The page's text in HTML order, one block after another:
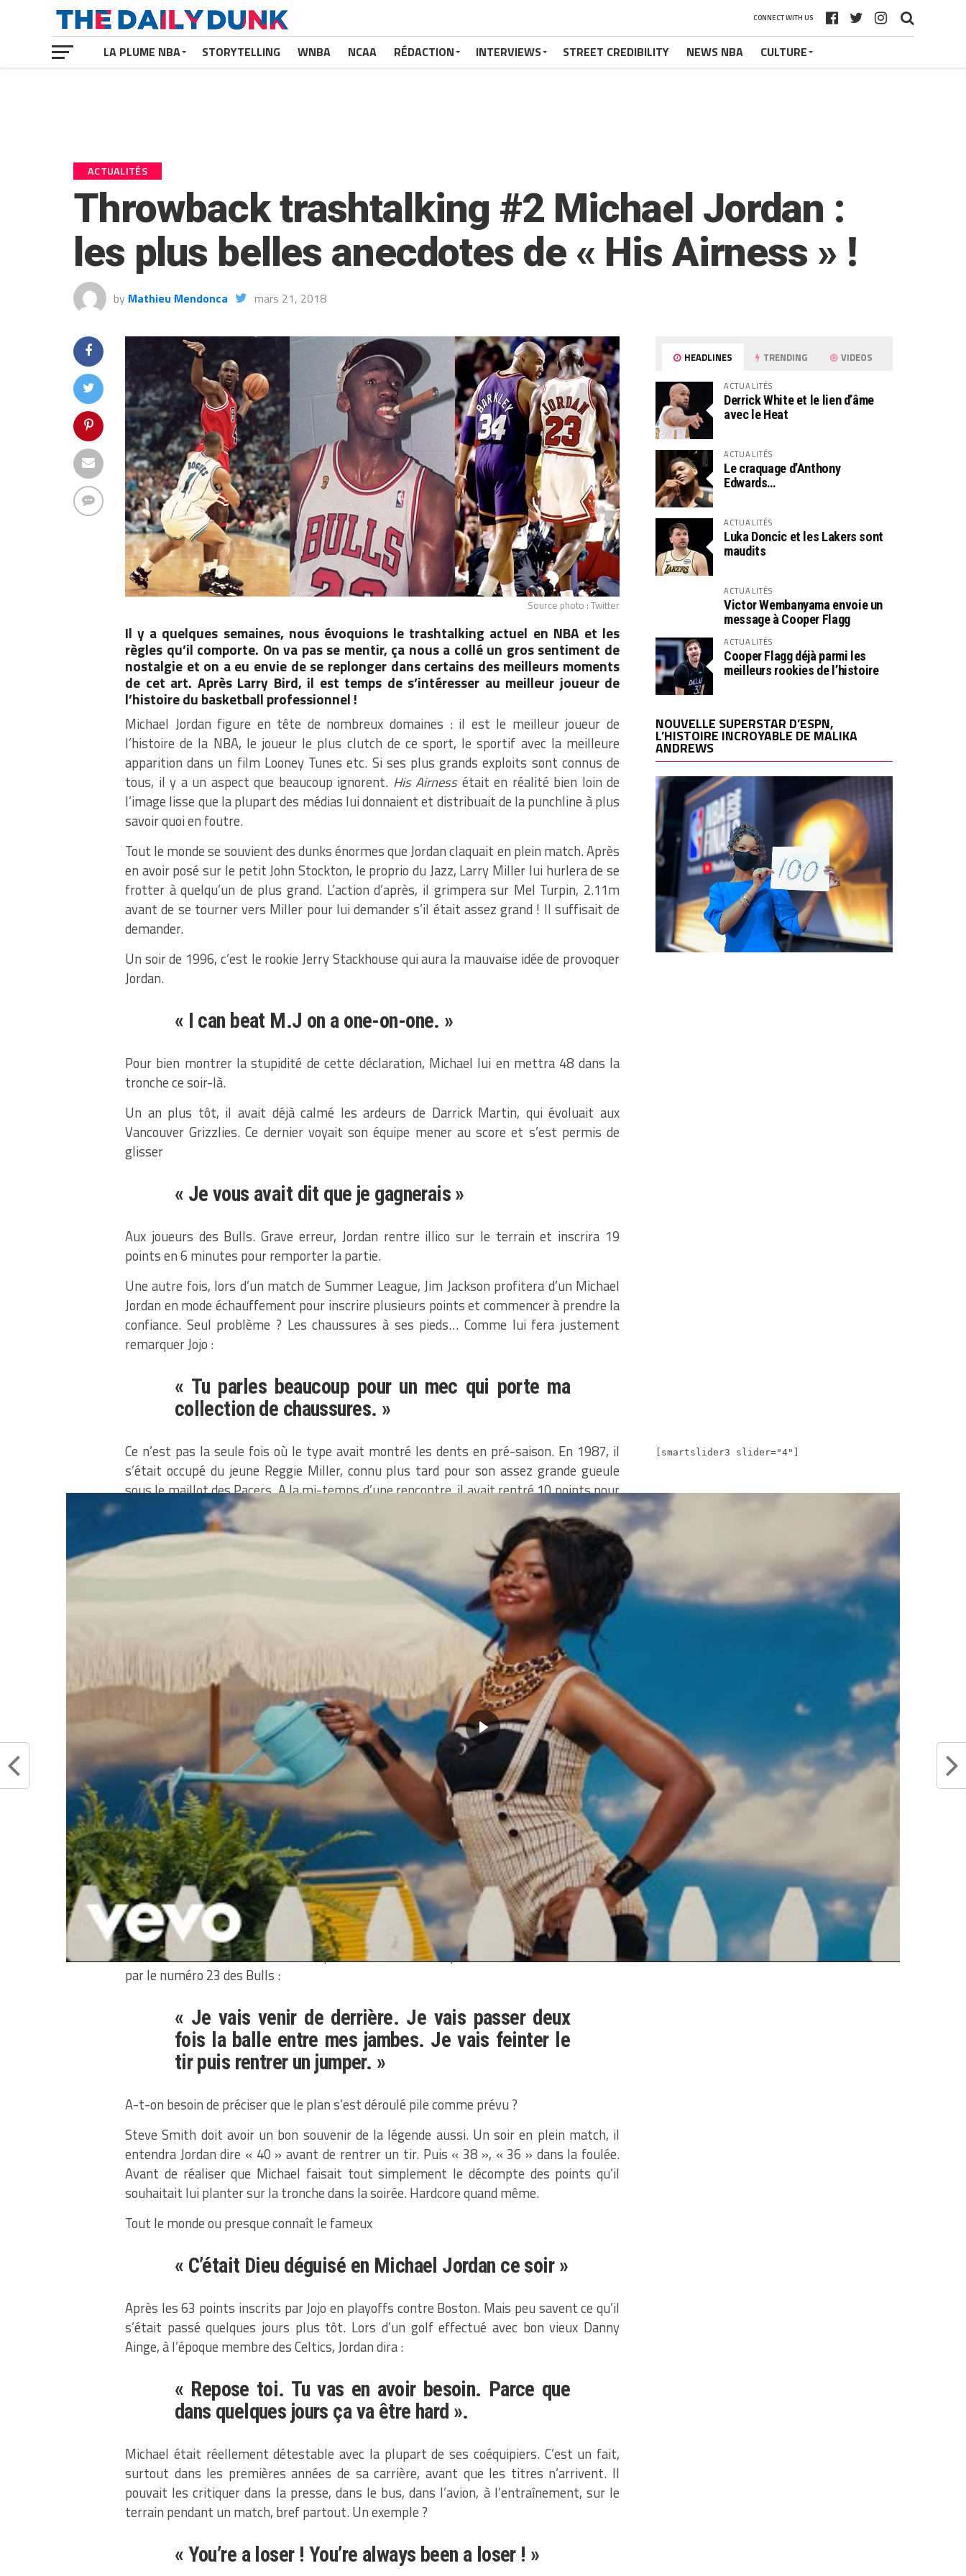
CONNECT WITH US
LA PLUME NBA STORYTELLING WNBA NCAA RÉDACTION INTERVIEWS STREET CREDIBILITY NEWS NBA CULTURE
ACTUALITÉS
Throwback trashtalking #2 Michael Jordan :
les plus belles anecdotes de « His Airness » !
by Mathieu Mendonca mars 21, 2018
Source photo : Twitter
Il y a quelques semaines, nous évoquions le trashtalking actuel en NBA et les
règles qu’il comporte. On va pas se mentir, ça nous a collé un gros sentiment de
nostalgie et on a eu envie de se replonger dans certains des meilleurs moments
de cet art. Après Larry Bird, il est temps de s’intéresser au meilleur joueur de
l’histoire du basketball professionnel !
Michael Jordan figure en tête de nombreux domaines : il est le meilleur joueur de
l’histoire de la NBA, le joueur le plus clutch de ce sport, le sportif avec la meilleure
apparition dans un film Looney Tunes etc. Si ses plus grands exploits sont connus de
tous, il y a un aspect que beaucoup ignorent. His Airnessétait en réalité bien loin de
l’image lisse que la plupart des médias lui donnaient et distribuait de la punchline à plus
savoir quoi en foutre.
Tout le monde se souvient des dunks énormes que Jordan claquait en plein match. Après
en avoir posé sur le petit John Stockton, le proprio du Jazz, Larry Miller lui hurlera de se
frotter à quelqu’un de plus grand. L’action d’après, il grimpera sur Mel Turpin, 2.11m
avant de se tourner vers Miller pour lui demander s’il était assez grand ! Il suffisait de
demander.
Un soir de 1996, c’est le rookie Jerry Stackhouse qui aura la mauvaise idée de provoquer
Jordan.
« I can beat M.J on a one-on-one. »
Pour bien montrer la stupidité de cette déclaration, Michael lui en mettra 48 dans la
tronche ce soir-là.
Un an plus tôt, il avait déjà calmé les ardeurs de Darrick Martin, qui évoluait aux
Vancouver Grizzlies. Ce dernier voyait son équipe mener au score et s’est permis de
glisser
« Je vous avait dit que je gagnerais »
Aux joueurs des Bulls. Grave erreur, Jordan rentre illico sur le terrain et inscrira 19
points en 6 minutes pour remporter la partie.
Une autre fois, lors d’un match de Summer League, Jim Jackson profitera d’un Michael
Jordan en mode échauffement pour inscrire plusieurs points et commencer à prendre la
confiance. Seul problème ? Les chaussures à ses pieds… Comme lui fera justement
remarquer Jojo :
« Tu parles beaucoup pour un mec qui porte ma
collection de chaussures. »
Ce n’est pas la seule fois où le type avait montré les dents en pré-saison. En 1987, il
s’était occupé du jeune Reggie Miller, connu plus tard pour son assez grande gueule
sous le maillot des Pacers. A la mi-temps d’une rencontre, il avait rentré 10 points pour
seulement 4 pour son adversaire. Evidemment, il a commis l’erreur de le faire
remarquer à son altesse. En seconde période, Michael en inscrira 40 sans laisser
l’opportunité à Reggie d’en rentrer un seul… Il le gratifiera d’un
« Ne parle plus jamais au Jesus Noir ainsi ».
Peu importe ce que Jordan avait vraiment en tête en sortant cette phrase, Reggie Miller
avouera ne plus jamais avoir essayé de l’emmerder après cet événement.
Dans la catégorie « répondre sans parler », il était aussi performant. En fin de rencontre
face à Dikembe Mutombo, il répondra aux noms d’oiseaux que ce dernier lui balançait en
rentrant un lancer-franc les yeux fermés. La façon polie de dire « t* gueule » on
suppose…
Mais Michael Jordan ne se contentait pas de répondre aux imprudents non, il l’ouvrait
constamment et ne se privait pas de trashtalker tout ceux qui passaient dans son
sillage. Il provoquera un pauvre Craig Ehlo en l’invectivant en plein match :
« Tu sais que tu peux pas défendre, tu le sais.
Vas-y essaie et tu verras. »
Bien entendu, Jordan avait raison. Une autre fois il imitera même Larry Bird en
annonçant à l’avance le déroulement de l’action à venir à Nick Anderson du Magic
d’Orlando. L’anecdote vient de Shaquille O’Neal himself, qui raconte les mots balancés
par le numéro 23 des Bulls :
« Je vais venir de derrière. Je vais passer deux
fois la balle entre mes jambes. Je vais feinter le
tir puis rentrer un jumper. »
A-t-on besoin de préciser que le plan s’est déroulé pile comme prévu ?
Steve Smith doit avoir un bon souvenir de la légende aussi. Un soir en plein match, il
entendra Jordan dire « 40 » avant de rentrer un tir. Puis « 38 », « 36 » dans la foulée.
Avant de réaliser que Michael faisait tout simplement le décompte des points qu’il
souhaitait lui planter sur la tronche dans la soirée. Hardcore quand même.
Tout le monde ou presque connaît le fameux
« C’était Dieu déguisé en Michael Jordan ce soir »
Après les 63 points inscrits par Jojo en playoffs contre Boston. Mais peu savent ce qu’il
s’était passé quelques jours plus tôt. Lors d’un golf effectué avec bon vieux Danny
Ainge, à l’époque membre des Celtics, Jordan dira :
« Repose toi. Tu vas en avoir besoin. Parce que
dans quelques jours ça va être hard ».
Michael était réellement détestable avec la plupart de ses coéquipiers. C’est un fait,
surtout dans les premières années de sa carrière, avant que les titres n’arrivent. Il
pouvait les critiquer dans la presse, dans le bus, dans l’avion, à l’entraînement, sur le
terrain pendant un match, bref partout. Un exemple ?
« You’re a loser ! You’re always been a loser ! »
HEADLINES TRENDING VIDEOS
ACTUALITÉS
Derrick White et le lien d’âme
avec le Heat
ACTUALITÉS
Le craquage d’Anthony
Edwards…
ACTUALITÉS
Luka Doncic et les Lakers sont
maudits
ACTUALITÉS
Victor Wembanyama envoie un
message à Cooper Flagg
ACTUALITÉS
Cooper Flagg déjà parmi les
meilleurs rookies de l’histoire
NOUVELLE SUPERSTAR D’ESPN,
L’HISTOIRE INCROYABLE DE MALIKA
ANDREWS
[smartslider3 slider="4"]